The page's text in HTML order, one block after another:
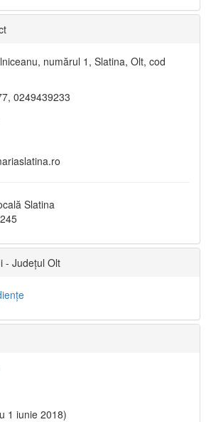
numărul 1, Slatina, Olt, cod
0249439233
Slatina
- Județul Olt
1 iunie 2018)